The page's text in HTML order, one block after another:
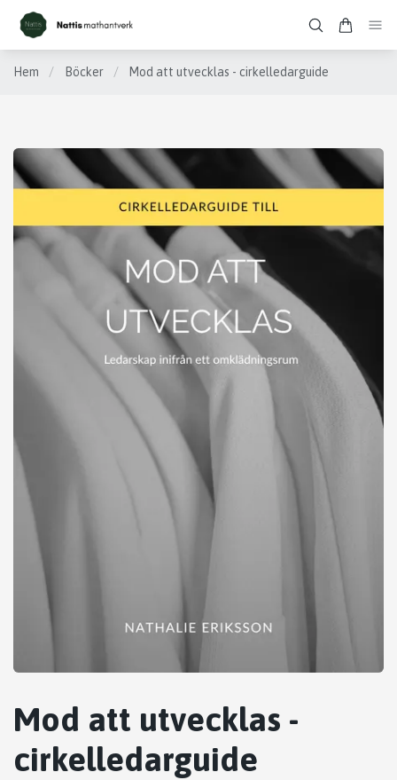
Hem / Böcker / Mod att utvecklas - cirkelledarguide
Mod att utvecklas -
cirkelledarguide